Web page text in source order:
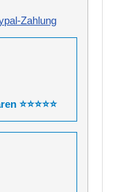
Zahlung
⭐⭐⭐⭐⭐